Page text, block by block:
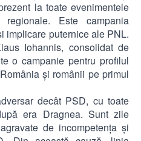
la toate evenimentele
Este campania
implicare puternice ale PNL.
Iohannis, consolidat de
o campanie pentru profilul
şi românii pe primul
decât PSD, cu toate
era Dragnea. Sunt zile
de incompetenţa şi